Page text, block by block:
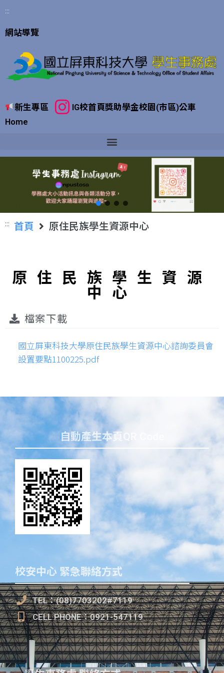
:::
網站導覽
新生專區 IG校首頁獎助學金校園(市區)公車
Home
::: 首頁 原住民族學生資源中心
原住民族學生資源
中心
檔案下載
國立屏東科技大學原住民族學生資源中心諮詢委員會
設置要點1100225.pdf
校安中心 緊急聯絡方式
TEL：(08)7703202#7119
CELL PHONE：0921-547119
自動產生本頁QR Code